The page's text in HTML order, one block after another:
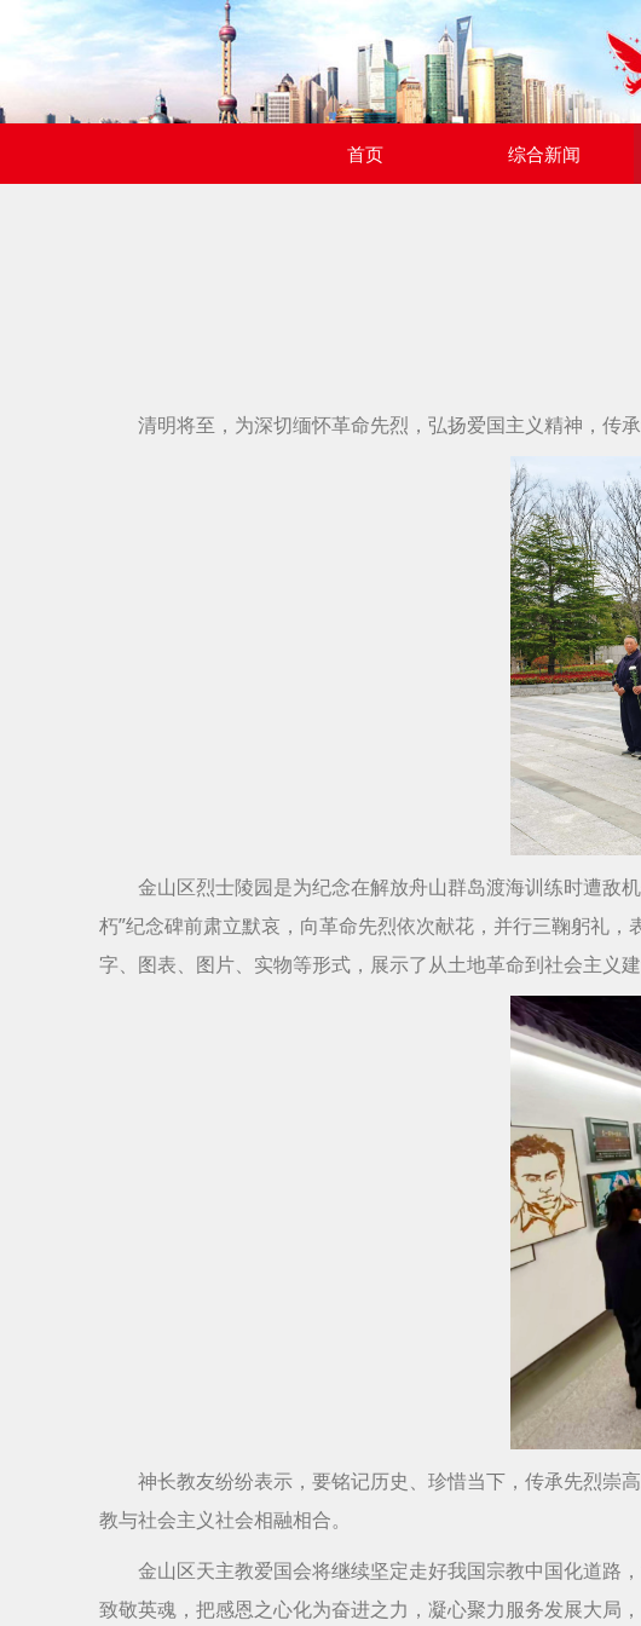
首页 综合新闻
清明将至，为深切缅怀革命先烈，弘扬爱国主义精神，传
金山区烈士陵园是为纪念在解放舟山群岛渡海训练时遭敌
朽”纪念碑前肃立默哀，向革命先烈依次献花，并行三鞠躬礼
字、图表、图片、实物等形式，展示了从土地革命到社会主义
神长教友纷纷表示，要铭记历史、珍惜当下，传承先烈崇
教与社会主义社会相融相合。
金山区天主教爱国会将继续坚定走好我国宗教中国化道路
致敬英魂，把感恩之心化为奋进之力，凝心聚力服务发展大局